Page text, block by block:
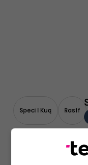
Speci I Kuq Rasff